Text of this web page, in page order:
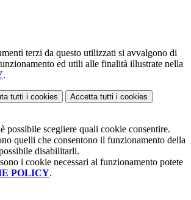
terzi da questo utilizzati si avvalgono di
ed utili alle finalità illustrate nella
.
tutti i cookies Accetta tutti i cookies
possibile scegliere quali cookie consentire.
quelli che consentono il funzionamento della
disabilitarli.
i cookie necessari al funzionamento potete
POLICY.